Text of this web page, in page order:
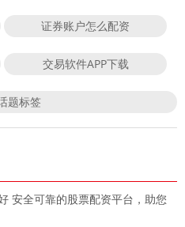
证券账户怎么配资
交易软件APP下载
题标签
安全可靠的股票配资平台，助您